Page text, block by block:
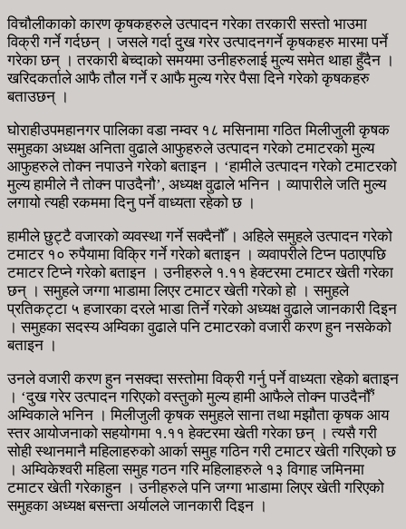
विचौलीकाको कारण कृषकहरुले उत्पादन गरेका तरकारी सस्तो भाउमा
विक्री गर्ने गर्दछन् । जसले गर्दा दुख गरेर उत्पादनगर्ने कृषकहरु मारमा पर्ने
गरेका छन् । तरकारी बेच्दाको समयमा उनीहरुलाई मुल्य समेत थाहा हुँदैन ।
खरिदकर्ताले आफै तौल गर्ने र आफै मुल्य गरेर पैसा दिने गरेको कृषकहरु
बताउछन् ।
घोराहीउपमहानगर पालिका वडा नम्वर १८ मसिनामा गठित मिलीजुली कृषक
समुहका अध्यक्ष अनिता वुढाले आफुहरुले उत्पादन गरेको टमाटरको मुल्य
आफुहरुले तोक्न नपाउने गरेको बताइन । ‘हामीले उत्पादन गरेको टमाटरको
मुल्य हामीले नै तोक्न पाउदैनौ’, अध्यक्ष वुढाले भनिन । व्यापारीले जति मुल्य
लगायो त्यही रकममा दिनु पर्ने वाध्यता रहेको छ ।
हामीले छुट्टै वजारको व्यवस्था गर्ने सक्दैनौँ । अहिले समुहले उत्पादन गरेको
टमाटर १० रुपैयामा विक्रि गर्ने गरेको बताइन । व्यवापरीले टिप्न पठाएपछि
टमाटर टिप्ने गरेको बताइन । उनीहरुले १.११ हेक्टरमा टमाटर खेती गरेका
छन् । समुहले जग्गा भाडामा लिएर टमाटर खेती गरेको हो । समुहले
प्रतिकट्टा ५ हजारका दरले भाडा तिर्ने गरेको अध्यक्ष वुढाले जानकारी दिइन
। समुहका सदस्य अम्विका वुढाले पनि टमाटरको वजारी करण हुन नसकेको
बताइन ।
उनले वजारी करण हुन नसक्दा सस्तोमा विक्री गर्नु पर्ने वाध्यता रहेको बताइन
। ‘दुख गरेर उत्पादन गरिएको वस्तुको मुल्य हामी आफैले तोक्न पाउदैनौँ’
अम्विकाले भनिन । मिलीजुली कृषक समुहले साना तथा मझौता कृषक आय
स्तर आयोजनाको सहयोगमा १.११ हेक्टरमा खेती गरेका छन् । त्यसै गरी
सोही स्थानमानै महिलाहरुको आर्का समुह गठिन गरी टमाटर खेती गरिएको छ
। अम्विकेश्वरी महिला समुह गठन गरि महिलाहरुले १३ विगाह जमिनमा
टमाटर खेती गरेकाहुन । उनीहरुले पनि जग्गा भाडामा लिएर खेती गरिएको
समुहका अध्यक्ष बसन्ता अर्यालले जानकारी दिइन ।